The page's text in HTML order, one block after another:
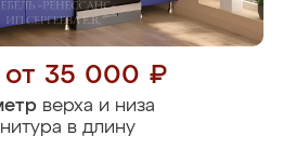
от 35 000 ₽
верха и низа
в длину